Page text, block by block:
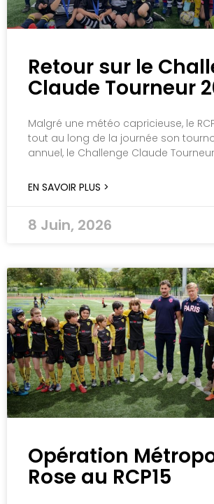
Retour sur le
Claude Tourneur
Malgré une météo capricieuse, le
tout au long de la journée son
annuel, le Challenge Claude
EN SAVOIR PLUS >
8 Juin, 2026
Opération
Rose au RCP15